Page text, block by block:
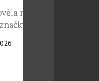
natolik,
letech se
edice